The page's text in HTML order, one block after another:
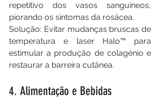
repetitivo dos vasos sanguíneos,
piorando os sintomas da rosácea.
Solução: Evitar mudanças bruscas de
temperatura e laser Halo™ para
estimular a produção de colagénio e
restaurar a barreira cutânea.
4. Alimentação e Bebidas